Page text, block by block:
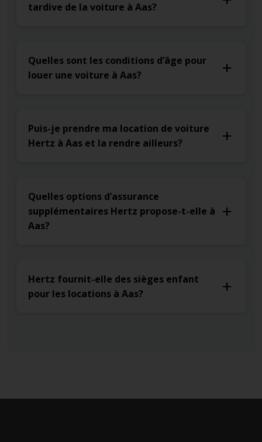
tardive de la voiture à Aas?
Quelles sont les conditions d’âge pour
louer une voiture à Aas?
Puis-je prendre ma location de voiture
Hertz à Aas et la rendre ailleurs?
Quelles options d’assurance
supplémentaires Hertz propose-t-elle à
Aas?
Hertz fournit-elle des sièges enfant
pour les locations à Aas?